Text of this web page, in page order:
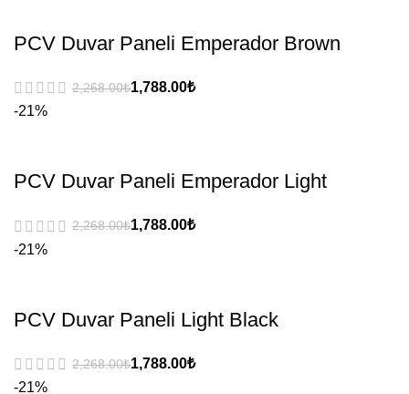
PCV Duvar Paneli Emperador Brown
₺
₺
-21%
PCV Duvar Paneli Emperador Light
₺
₺
-21%
PCV Duvar Paneli Light Black
₺
₺
-21%